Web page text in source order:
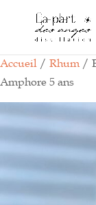
Accueil / Rhum /
Amphore 5 ans